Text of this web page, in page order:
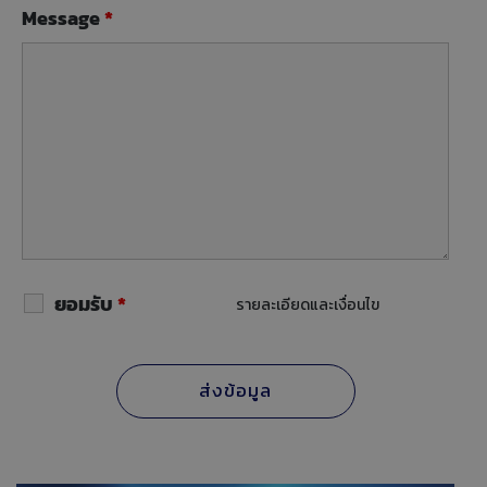
Message*
ยอมรับ* รายละเอียดและเงื่อนไข